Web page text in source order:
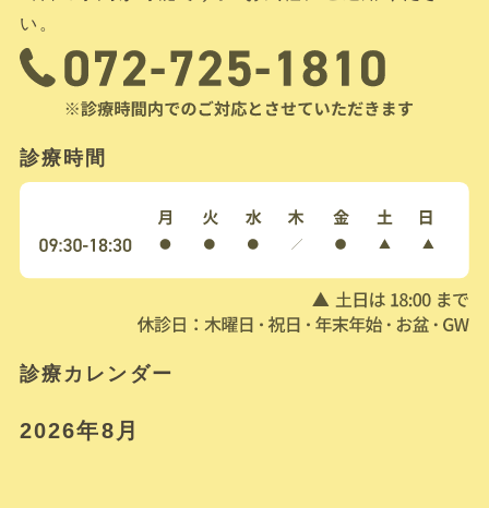
い。
診療時間
診療カレンダー
2026年8月